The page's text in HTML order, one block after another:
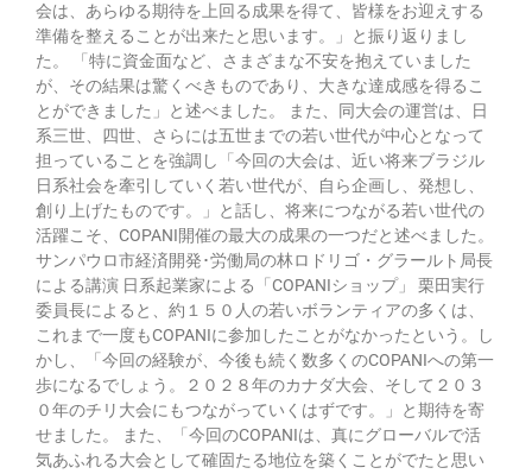
会は、あらゆる期待を上回る成果を得て、皆様をお迎えする
準備を整えることが出来たと思います。」と振り返りまし
た。 「特に資金面など、さまざまな不安を抱えていました
が、その結果は驚くべきものであり、大きな達成感を得るこ
とができました」と述べました。 また、同大会の運営は、日
系三世、四世、さらには五世までの若い世代が中心となって
担っていることを強調し「今回の大会は、近い将来ブラジル
日系社会を牽引していく若い世代が、自ら企画し、発想し、
創り上げたものです。」と話し、将来につながる若い世代の
活躍こそ、COPANI開催の最大の成果の一つだと述べました。
サンパウロ市経済開発･労働局の林ロドリゴ・グラールト局長
による講演 日系起業家による「COPANIショップ」 栗田実行
委員長によると、約１５０人の若いボランティアの多くは、
これまで一度もCOPANIに参加したことがなかったという。し
かし、「今回の経験が、今後も続く数多くのCOPANIへの第一
歩になるでしょう。２０２８年のカナダ大会、そして２０３
０年のチリ大会にもつながっていくはずです。」と期待を寄
せました。 また、「今回のCOPANIは、真にグローバルで活
気あふれる大会として確固たる地位を築くことがでたと思い